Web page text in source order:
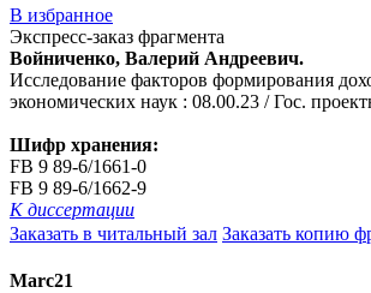
В избранное
Экспресс-заказ фрагмента
Войниченко, Валерий Андреевич.
Исследование факторов формирования
экономических наук : 08.00.23 / Гос.
Шифр хранения:
FB 9 89-6/1661-0
FB 9 89-6/1662-9
К диссертации
Заказать в читальный зал Заказать копию
Marc21